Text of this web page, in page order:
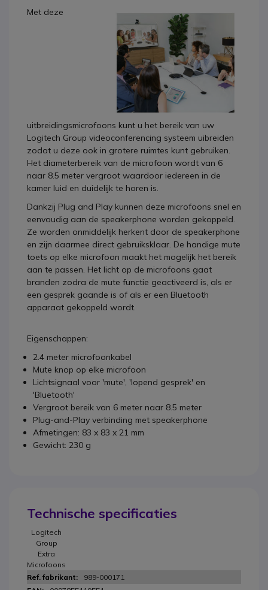
Met deze
uitbreidingsmicrofoons kunt u het bereik van uw
Logitech Group videoconferencing systeem uibreiden
zodat u deze ook in grotere ruimtes kunt gebruiken.
Het diameterbereik van de microfoon wordt van 6
naar 8.5 meter vergroot waardoor iedereen in de
kamer luid en duidelijk te horen is.
Dankzij Plug and Play kunnen deze microfoons snel en
eenvoudig aan de speakerphone worden gekoppeld.
Ze worden onmiddelijk herkent door de speakerphone
en zijn daarmee direct gebruiksklaar. De handige mute
toets op elke microfoon maakt het mogelijk het bereik
aan te passen. Het licht op de microfoons gaat
branden zodra de mute functie geactiveerd is, als er
een gesprek gaande is of als er een Bluetooth
apparaat gekoppeld wordt.
Eigenschappen:
2.4 meter microfoonkabel
Mute knop op elke microfoon
Lichtsignaal voor 'mute', 'lopend gesprek' en
'Bluetooth'
Vergroot bereik van 6 meter naar 8.5 meter
Plug-and-Play verbinding met speakerphone
Afmetingen: 83 x 83 x 21 mm
Gewicht: 230 g
Technische specificaties
Logitech
Group
Extra
Microfoons
989-000171